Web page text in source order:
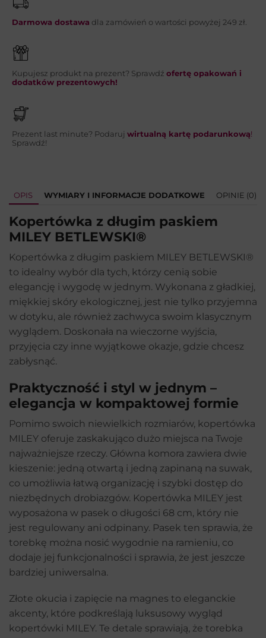
Wiadomość*:
WYŚLIJ
Darmowa dostawa dla zamówień o wartości powyżej 249 zł.
Kupujesz produkt na prezent? Sprawdź ofertę opakowań i
dodatków prezentowych!
Prezent last minute? Podaruj wirtualną kartę podarunkową!
Sprawdź!
OPIS WYMIARY I INFORMACJE DODATKOWE OPINIE (0)
Kopertówka z długim paskiem
MILEY BETLEWSKI®
Kopertówka z długim paskiem MILEY BETLEWSKI®
to idealny wybór dla tych, którzy cenią sobie
elegancję i wygodę w jednym. Wykonana z gładkiej,
miękkiej skóry ekologicznej, jest nie tylko przyjemna
w dotyku, ale również zachwyca swoim klasycznym
wyglądem. Doskonała na wieczorne wyjścia,
przyjęcia czy inne wyjątkowe okazje, gdzie chcesz
zabłysnąć.
Praktyczność i styl w jednym –
elegancja w kompaktowej formie
Pomimo swoich niewielkich rozmiarów, kopertówka
MILEY oferuje zaskakująco dużo miejsca na Twoje
najważniejsze rzeczy. Główna komora zawiera dwie
kieszenie: jedną otwartą i jedną zapinaną na suwak,
co umożliwia łatwą organizację i szybki dostęp do
niezbędnych drobiazgów. Kopertówka MILEY jest
wyposażona w pasek o długości 68 cm, który nie
jest regulowany ani odpinany. Pasek ten sprawia, że
torebkę można nosić wygodnie na ramieniu, co
dodaje jej funkcjonalności i sprawia, że jest jeszcze
bardziej uniwersalna.
Złote okucia i zapięcie na magnes to eleganckie
akcenty, które podkreślają luksusowy wygląd
kopertówki MILEY. Te detale sprawiają, że torebka